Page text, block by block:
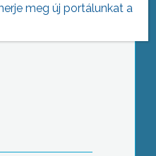
meg új portálunkat a